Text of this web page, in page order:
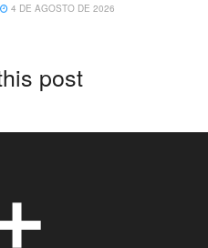
4 DE AGOSTO DE 2026
post